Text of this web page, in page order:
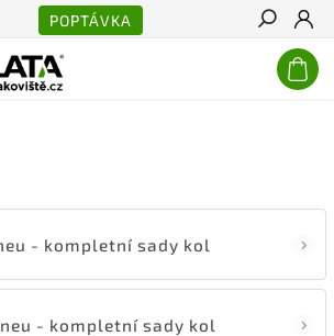
POPTÁVKA
Hledat
- kompletní sady kol
- kompletní sady kol